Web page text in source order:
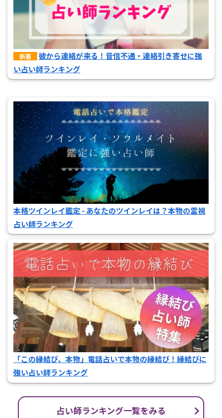
新着
彼から連絡が来る！音信不通・連絡引き寄せに強
い占い師ランキング
本格ツインレイ鑑定 - あなたのツインレイは？本物の霊視
占い師ランキング
「この縁結び、本物」電話占いで本物の縁結び！縁結びに
強い占い師ランキング
占い師ランキング一覧をみる